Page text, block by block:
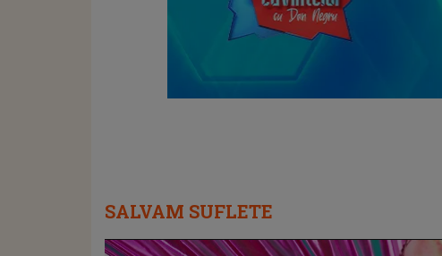
SALVAM SUFLETE